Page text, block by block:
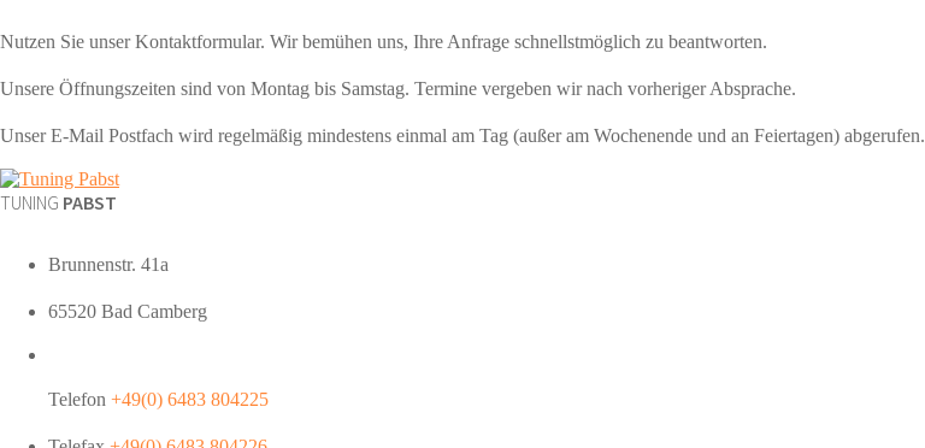
Nutzen Sie unser Kontaktformular. Wir bemühen uns, Ihre Anfrage schnellstmöglich zu beantworten.
Unsere Öffnungszeiten sind von Montag bis Samstag. Termine vergeben wir nach vorheriger Absprache.
Unser E-Mail Postfach wird regelmäßig mindestens einmal am Tag (außer am Wochenende und an Feiertagen) abgerufen.
TUNING PABST
Brunnenstr. 41a
65520 Bad Camberg
Telefon +49(0) 6483 804225